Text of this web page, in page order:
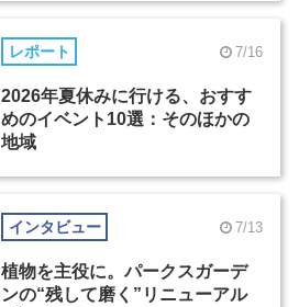
レポート 7/16
2026年夏休みに行ける、おすす
めのイベント10選：そのほかの
地域
インタビュー 7/13
植物を主役に。パークスガーデ
ンの“残して磨く”リニューアル